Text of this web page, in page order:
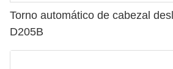
Torno automático de cabezal
D205B